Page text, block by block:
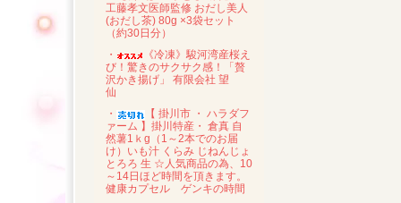
工藤孝文医師監修 おだし美人
(おだし茶) 80g ×3袋セット
（約30日分）
・
《冷凍》駿河湾産桜え
び！驚きのサクサク感！「贅
沢かき揚げ」 有限会社 望
仙
・
【 掛川市 ・ ハラダフ
ァーム 】掛川特産・ 倉真 自
然薯1ｋg（1～2本でのお届
け）いも汁 くらみ じねんじょ
とろろ 生 ☆人気商品の為、10
～14日ほど時間を頂きます。
健康カプセル ゲンキの時間